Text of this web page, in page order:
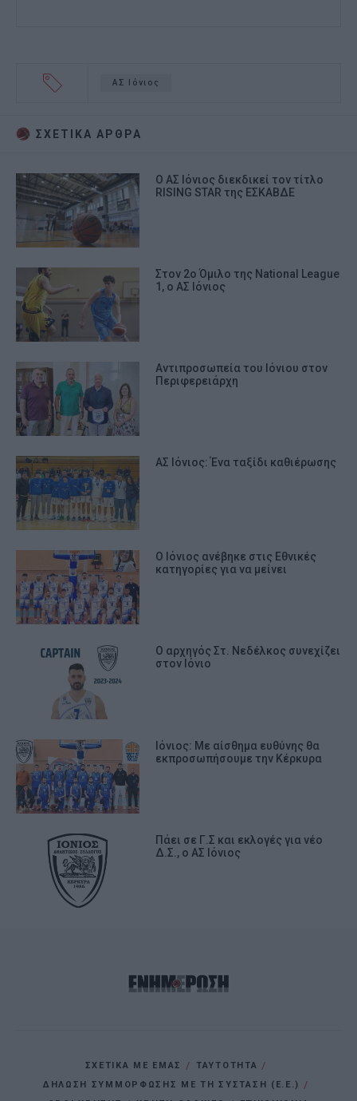
ΑΣ Ιόνιος
ΣΧΕΤΙΚA AΡΘΡΑ
Ο ΑΣ Ιόνιος διεκδικεί τον τίτλο
RISING STAR της ΕΣΚΑΒΔΕ
Στον 2ο Όμιλο της National League
1, ο ΑΣ Ιόνιος
Αντιπροσωπεία του Ιόνιου στον
Περιφερειάρχη
ΑΣ Ιόνιος: Ένα ταξίδι καθιέρωσης
Ο Ιόνιος ανέβηκε στις Εθνικές
κατηγορίες για να μείνει
Ο αρχηγός Στ. Νεδέλκος συνεχίζει
στον Ιόνιο
Ιόνιος: Με αίσθημα ευθύνης θα
εκπροσωπήσουμε την Κέρκυρα
Πάει σε Γ.Σ και εκλογές για νέο
Δ.Σ., ο ΑΣ Ιόνιος
ΣΧΕΤΙΚΑ ΜΕ ΕΜΑΣ
ΤΑΥΤΟΤΗΤΑ
ΔΗΛΩΣΗ ΣΥΜΜΟΡΦΩΣΗΣ ΜΕ ΤΗ ΣΥΣΤΑΣΗ (Ε.Ε.)